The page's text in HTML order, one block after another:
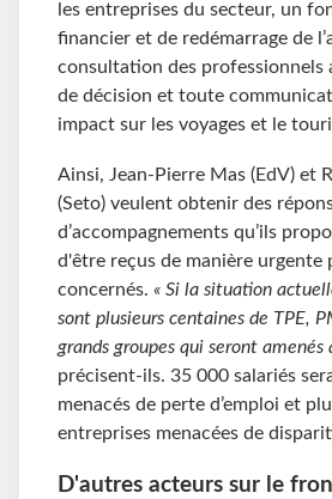
les entreprises du secteur, un
financier et de redémarrage de
consultation des professionnels
de décision et toute
impact sur les voyages et le
Ainsi, Jean-Pierre Mas (EdV) et
(Seto) veulent obtenir des
d’accompagnements qu’ils
d'être reçus de manière urgente
concernés. « Si la situation
sont plusieurs centaines de TPE,
grands groupes qui seront amenés
précisent-ils. 35 000 salariés
menacés de perte d’emploi et
entreprises menacées de
D'autres acteurs sur le